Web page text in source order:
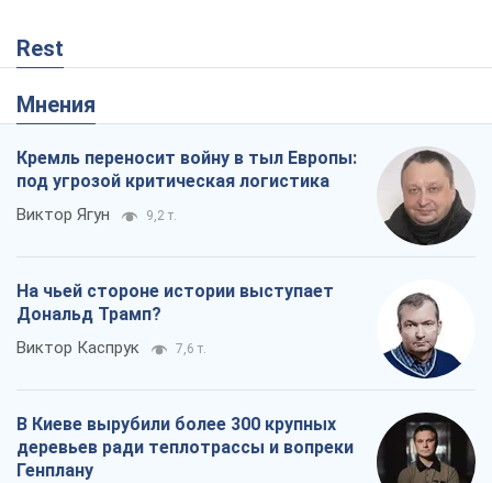
Rest
Мнения
Кремль переносит войну в тыл Европы:
под угрозой критическая логистика
Виктор Ягун 9,2 т.
На чьей стороне истории выступает
Дональд Трамп?
Виктор Каспрук 7,6 т.
В Киеве вырубили более 300 крупных
деревьев ради теплотрассы и вопреки
Генплану